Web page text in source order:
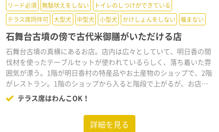
リード必須 無駄吠えをしない
トイレのしつけができている
テラス席同伴可
大型犬 中型犬 小型犬 かけしょんをしない 噛まない
石舞台古墳の傍で古代米御膳がいただける店
石舞台古墳の真横にあるお店。店内は広々としていて、明日香の間
伐材を使ったテーブルセットが使われているらしく、落ち着いた雰
囲気が漂う。1階が明日香村の特産品やお土産物のショップで、2階
がレストラン。1階のショップから入ると階段で上がるが、お店裏
手にスロープがあるので、ペットカートの方などは裏口からの入店
をオススメ。テラス席はペットOKで、見渡しもよく風が気持ち良
い。前会計なので入店時に注文と会計を済ませると番号札が渡され
席で待機。人気メニューの「古代米御膳」（1,080円）は家庭的な
テラス席はわんこOK！
詳細を見る